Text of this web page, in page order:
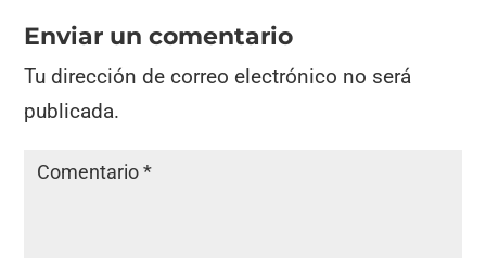
Enviar un comentario
Tu dirección de correo electrónico no será
publicada.